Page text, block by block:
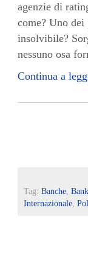
agenzie di
come? Uno
insolvibile?
nessuno osa
Continua a
Tag: Banche,
Internazionale,